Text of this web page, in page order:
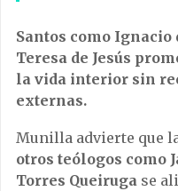
Santos como Ignacio
Teresa de Jesús
la vida interior sin
externas.
Munilla advierte que
otros teólogos como
Torres Queiruga se